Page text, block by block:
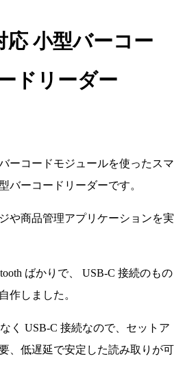
応 小型バーコー
ドリーダー
ーコードモジュールを使ったスマ
バーコードリーダーです。
や商品管理アプリケーションを実
ばかりで、 USB-C 接続のもの
作しました。
く USB-C 接続なので、セットア
、低遅延で安定した読み取りが可